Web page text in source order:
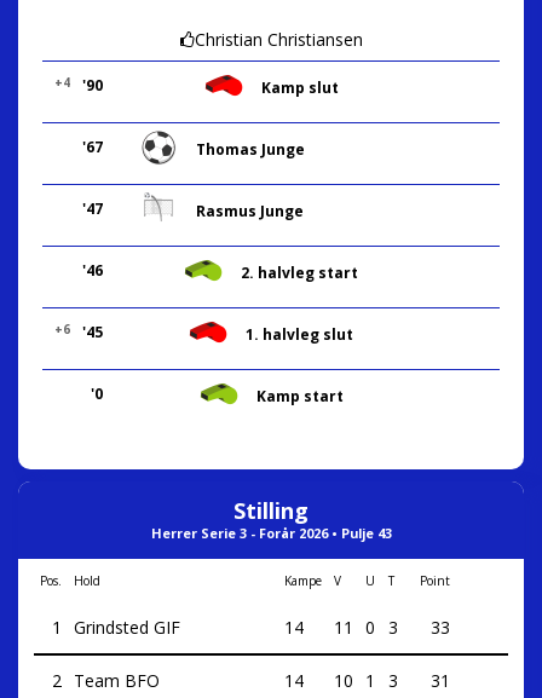
Christian Christiansen
'90
+4 Kamp slut
'67 Thomas Junge
'47 Rasmus Junge
'46 2. halvleg start
'45
+6 1. halvleg slut
'0 Kamp start
Stilling
Herrer Serie 3 - Forår 2026 • Pulje 43
Pos. Hold Kampe V U T Point
1 Grindsted GIF 14 11 0 3 33
2 Team BFO 14 10 1 3 31